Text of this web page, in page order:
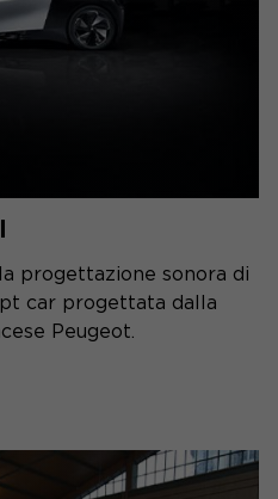
progettazione sonora di
car progettata dalla
Peugeot.